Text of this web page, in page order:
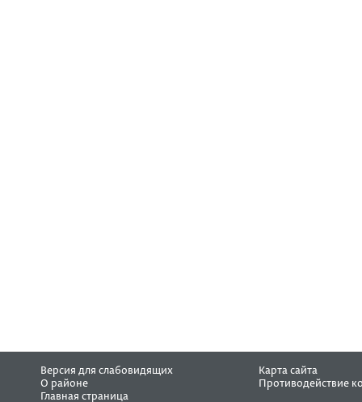
Версия для слабовидящих
О районе
Главная страница
Карта сайта
Противодействие